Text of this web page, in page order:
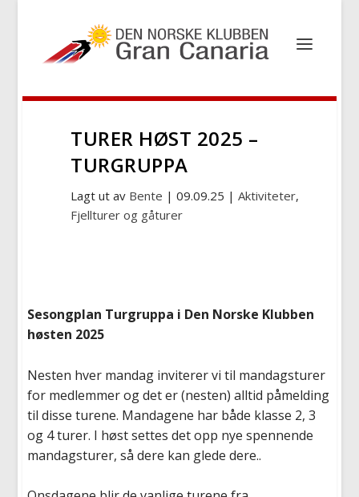
TURER HØST 2025 –
TURGRUPPA
Lagt ut av Bente |09.09.25 |Aktiviteter,
Fjellturer og gåturer
Sesongplan Turgruppa i Den Norske Klubben
høsten 2025
Nesten hver mandag inviterer vi til mandagsturer
for medlemmer og det er (nesten) alltid påmelding
til disse turene. Mandagene har både klasse 2, 3
og 4 turer. I høst settes det opp nye spennende
mandagsturer, så dere kan glede dere..